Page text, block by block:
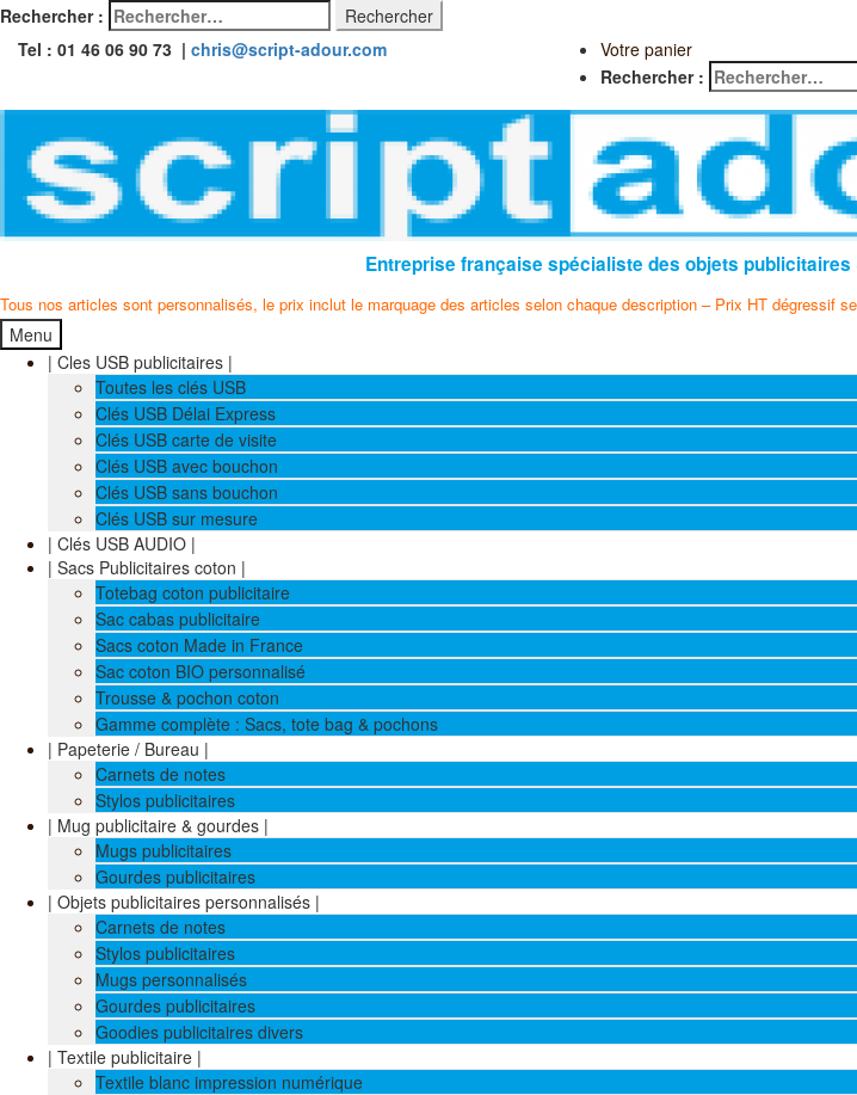
Rechercher :
Tel : 01 46 06 90 73 | chris@script-adour.com
Votre panier
Rechercher :
Entreprise française spécialiste des objets
Tous nos articles sont personnalisés, le prix inclut le marquage des articles selon chaque description – Prix HT dégressif
Menu
| Cles USB publicitaires |
Toutes les clés USB
Clés USB Délai Express
Clés USB carte de visite
Clés USB avec bouchon
Clés USB sans bouchon
Clés USB sur mesure
| Clés USB AUDIO |
| Sacs Publicitaires coton |
Totebag coton publicitaire
Sac cabas publicitaire
Sacs coton Made in France
Sac coton BIO personnalisé
Trousse & pochon coton
Gamme complète : Sacs, tote bag & pochons
| Papeterie / Bureau |
Carnets de notes
Stylos publicitaires
| Mug publicitaire & gourdes |
Mugs publicitaires
Gourdes publicitaires
| Objets publicitaires personnalisés |
Carnets de notes
Stylos publicitaires
Mugs personnalisés
Gourdes publicitaires
Goodies publicitaires divers
| Textile publicitaire |
Textile blanc impression numérique